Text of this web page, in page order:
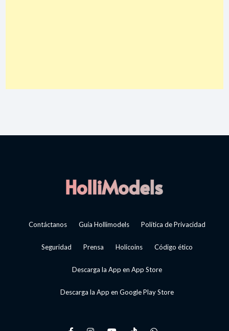
Contáctanos Guía Hollimodels Política de Privacidad
Seguridad Prensa Holicoins Código ético
Descarga la App en App Store
Descarga la App en Google Play Store